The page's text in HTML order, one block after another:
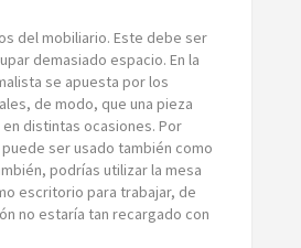
del mobiliario. Este debe ser
demasiado espacio. En la
se apuesta por los
de modo, que una pieza
distintas ocasiones. Por
ser usado también como
podrías utilizar la mesa
escritorio para trabajar, de
no estaría tan recargado con